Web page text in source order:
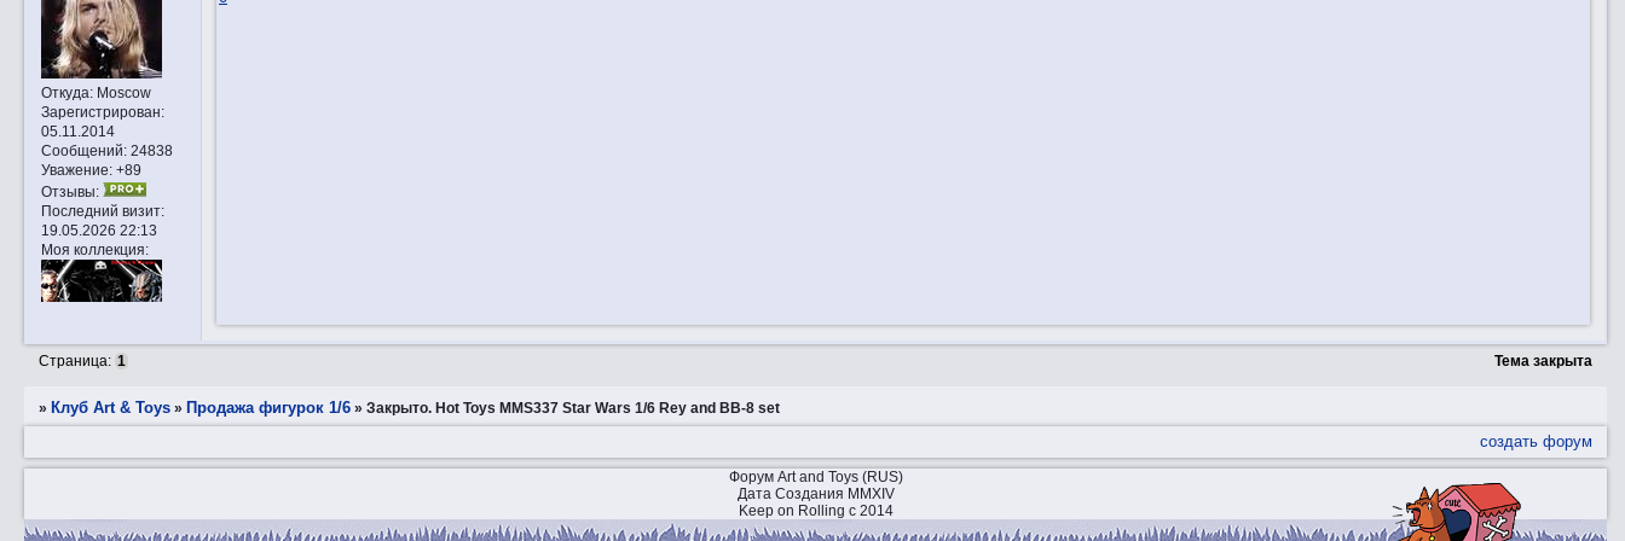
Откуда:Moscow
Зарегистрирован:
05.11.2014
Сообщений:24838
Уважение: +89
Отзывы:
Последний визит:
19.05.2026 22:13
Моя коллекция:
Тема закрыта
Страница: 1
» Клуб Art & Toys » Продажа фигурок 1/6 »Закрытo. Hot Toys MMS337 Star Wars 1/6 Rey and BB-8 set
создать форум
Форум Art and Toys (RUS)
Дата Создания MMXIV
Keep on Rolling с 2014